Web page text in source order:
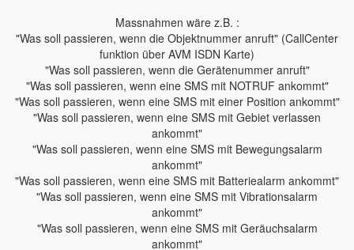
Massnahmen wäre z.B. :
"Was soll passieren, wenn die Objektnummer anruft" (CallCenter
funktion über AVM ISDN Karte)
"Was soll passieren, wenn die Gerätenummer anruft"
"Was soll passieren, wenn eine SMS mit NOTRUF ankommt"
"Was soll passieren, wenn eine SMS mit einer Position ankommt"
"Was soll passieren, wenn eine SMS mit Gebiet verlassen
ankommt"
"Was soll passieren, wenn eine SMS mit Bewegungsalarm
ankommt"
"Was soll passieren, wenn eine SMS mit Batteriealarm ankommt"
"Was soll passieren, wenn eine SMS mit Vibrationsalarm
ankommt"
"Was soll passieren, wenn eine SMS mit Geräuchsalarm
ankommt"